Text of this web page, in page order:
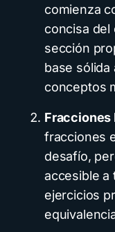
comienza
concisa del
sección
base sólida
conceptos
Fracciones
fracciones
desafío,
accesible a
ejercicios